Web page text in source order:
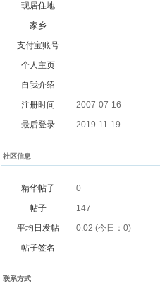
现居住地
家乡
支付宝账号
个人主页
自我介绍
注册时间
2007-07-16
最后登录
2019-11-19
社区信息
精华帖子
0
帖子
147
平均日发帖
0.02 (今日：0)
帖子签名
联系方式